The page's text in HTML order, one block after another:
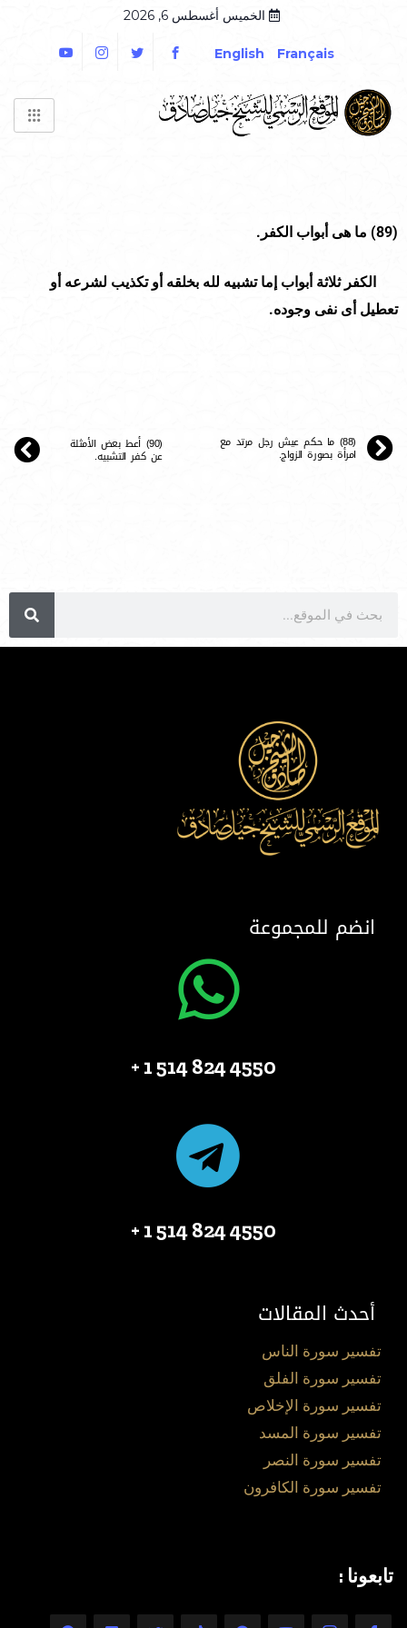
الخميس أغسطس 6, 2026
Français
English
(89) ما هى أبواب الكفر.
الكفر ثلاثة أبواب إما تشبيه لله بخلقه أو تكذيب لشرعه أو
تعطيل أى نفى وجوده.
(88) ما حكم عيش رجل مرتد مع
امرأة بصورة الزواج.
(90) أعط بعض الأمثلة
عن كفر التشبيه.
انضم للمجموعة
4550 824 514 1 +
4550 824 514 1 +
أحدث المقالات
تفسير سورة الناس
تفسير سورة الفلق
تفسير سورة الإخلاص
تفسير سورة المسد
تفسير سورة النصر
تفسير سورة الكافرون
تابعونا :